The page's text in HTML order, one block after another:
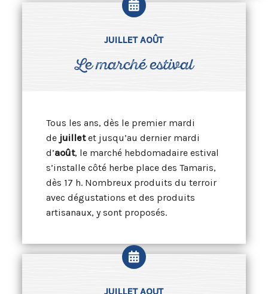
JUILLET AOÛT
Le marché estival
Tous les ans, dès le premier mardi
de juilletet jusqu’au dernier mardi
d’août, le marché hebdomadaire estival
s’installe côté herbe place des Tamaris,
dès 17 h. Nombreux produits du terroir
avec dégustations et des produits
artisanaux, y sont proposés.
JUILLET AOUT